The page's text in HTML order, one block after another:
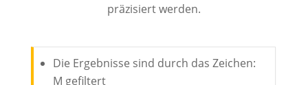
präzisiert werden.
Die Ergebnisse sind durch das Zeichen:
M gefiltert